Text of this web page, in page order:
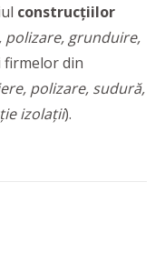
construcțiilor
polizare, grunduire,
firmelor din
polizare, sudură,
izolații).